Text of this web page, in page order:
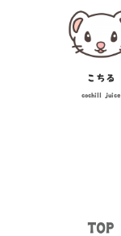
こちる
cochill juice
TOP